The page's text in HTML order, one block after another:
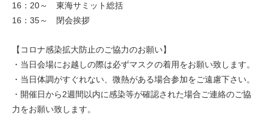
16：20～ 東海サミット総括
16：35～ 閉会挨拶
【コロナ感染拡大防止のご協力のお願い】
・当日会場にお越しの際は必ずマスクの着用をお願い致します。
・当日体調がすぐれない、微熱がある場合参加をご遠慮下さい。
・開催日から2週間以内に感染等が確認された場合ご連絡のご協
力をお願い致します。